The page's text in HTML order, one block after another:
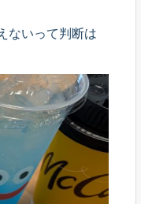
ないって判断は